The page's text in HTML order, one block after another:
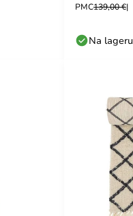
PMC139,00 €
Na lageru